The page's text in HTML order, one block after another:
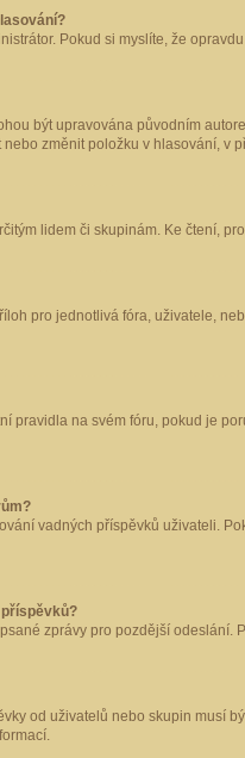
Pokud si myslíte, že
být upravována původním
změnit položku v hlasování,
lidem či skupinám. Ke čtení,
pro jednotlivá fóra, uživatele,
pravidla na svém fóru, pokud je
vadných příspěvků uživateli.
příspěvků?
zprávy pro pozdější
od uživatelů nebo skupin musí